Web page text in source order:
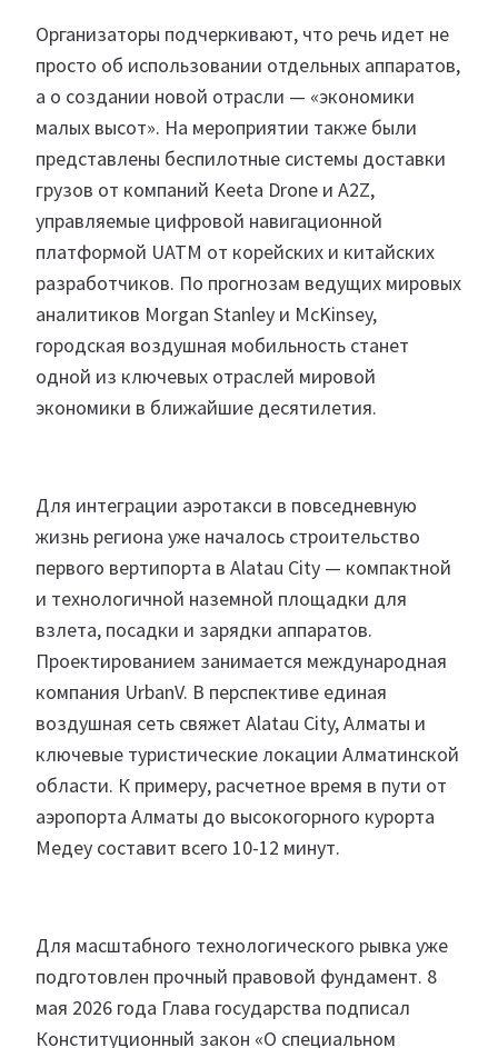
Организаторы подчеркивают, что речь идет не
просто об использовании отдельных аппаратов,
а о создании новой отрасли — «экономики
малых высот». На мероприятии также были
представлены беспилотные системы доставки
грузов от компаний Keeta Drone и A2Z,
управляемые цифровой навигационной
платформой UATM от корейских и китайских
разработчиков. По прогнозам ведущих мировых
аналитиков Morgan Stanley и McKinsey,
городская воздушная мобильность станет
одной из ключевых отраслей мировой
экономики в ближайшие десятилетия.
Для интеграции аэротакси в повседневную
жизнь региона уже началось строительство
первого вертипорта в Alatau City — компактной
и технологичной наземной площадки для
взлета, посадки и зарядки аппаратов.
Проектированием занимается международная
компания UrbanV. В перспективе единая
воздушная сеть свяжет Alatau City, Алматы и
ключевые туристические локации Алматинской
области. К примеру, расчетное время в пути от
аэропорта Алматы до высокогорного курорта
Медеу составит всего 10-12 минут.
Для масштабного технологического рывка уже
подготовлен прочный правовой фундамент. 8
мая 2026 года Глава государства подписал
Конституционный закон «О специальном